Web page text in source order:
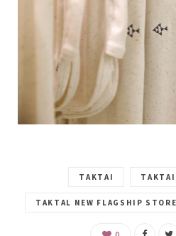
TAKTAI TAKTAI
TAKTAL NEW FLAGSHIP STORE